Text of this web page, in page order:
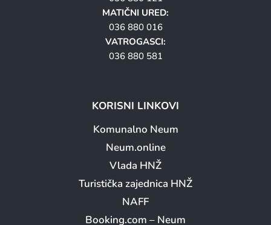
MATIČNI URED:
036 880 016
VATROGASCI:
036 880 581
KORISNI LINKOVI
Komunalno Neum
Neum.online
Vlada HNŽ
Turistička zajednica HNŽ
NAFF
Booking.com – Neum